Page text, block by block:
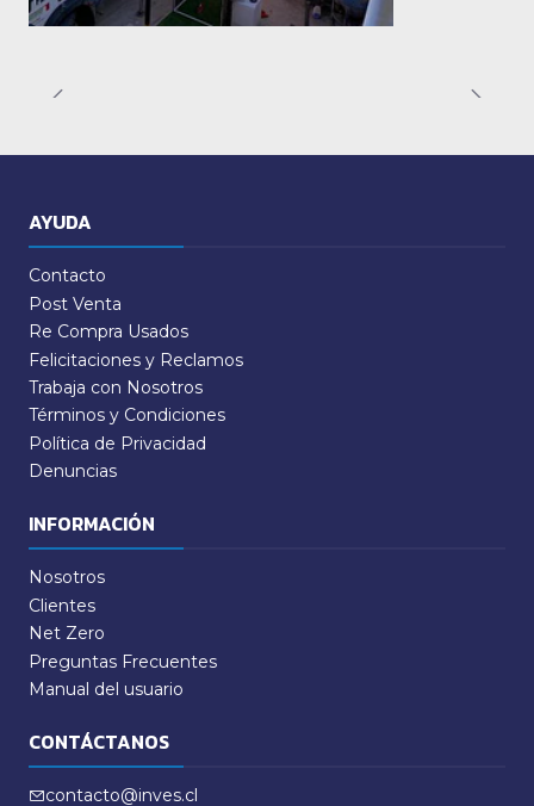
AYUDA
Contacto
Post Venta
Re Compra Usados
Felicitaciones y Reclamos
Trabaja con Nosotros
Términos y Condiciones
Política de Privacidad
Denuncias
INFORMACIÓN
Nosotros
Clientes
Net Zero
Preguntas Frecuentes
Manual del usuario
CONTÁCTANOS
contacto@inves.cl